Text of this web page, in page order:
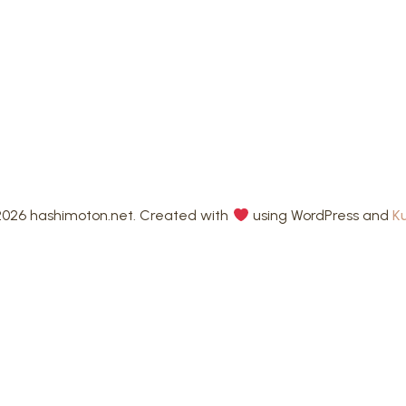
hashimoton.net. Created with using WordPress and